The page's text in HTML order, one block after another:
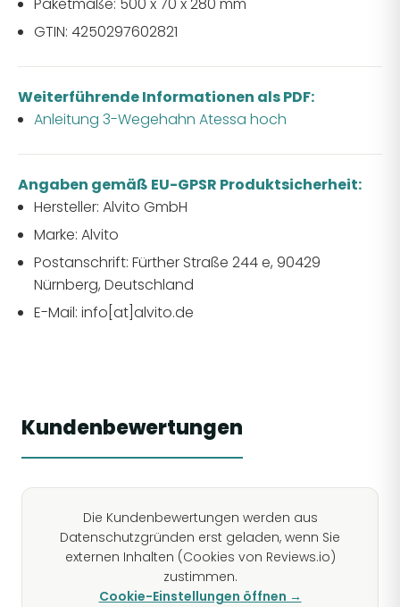
Paketmaße: 500 x 70 x 280 mm
GTIN: 4250297602821
Weiterführende Informationen als PDF:
Anleitung 3-Wegehahn Atessa hoch
Angaben gemäß EU-GPSR Produktsicherheit:
Hersteller: Alvito GmbH
Marke: Alvito
Postanschrift: Fürther Straße 244 e, 90429
Nürnberg, Deutschland
E-Mail: info[at]alvito.de
Kundenbewertungen
Die Kundenbewertungen werden aus
Datenschutzgründen erst geladen, wenn Sie
externen Inhalten (Cookies von Reviews.io)
zustimmen.
Cookie-Einstellungen öffnen →